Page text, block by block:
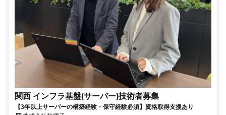
関西 インフラ基盤(サーバー)技術者募集
【3年以上サーバーの構築経験・保守経験必須】資格取得支援あり